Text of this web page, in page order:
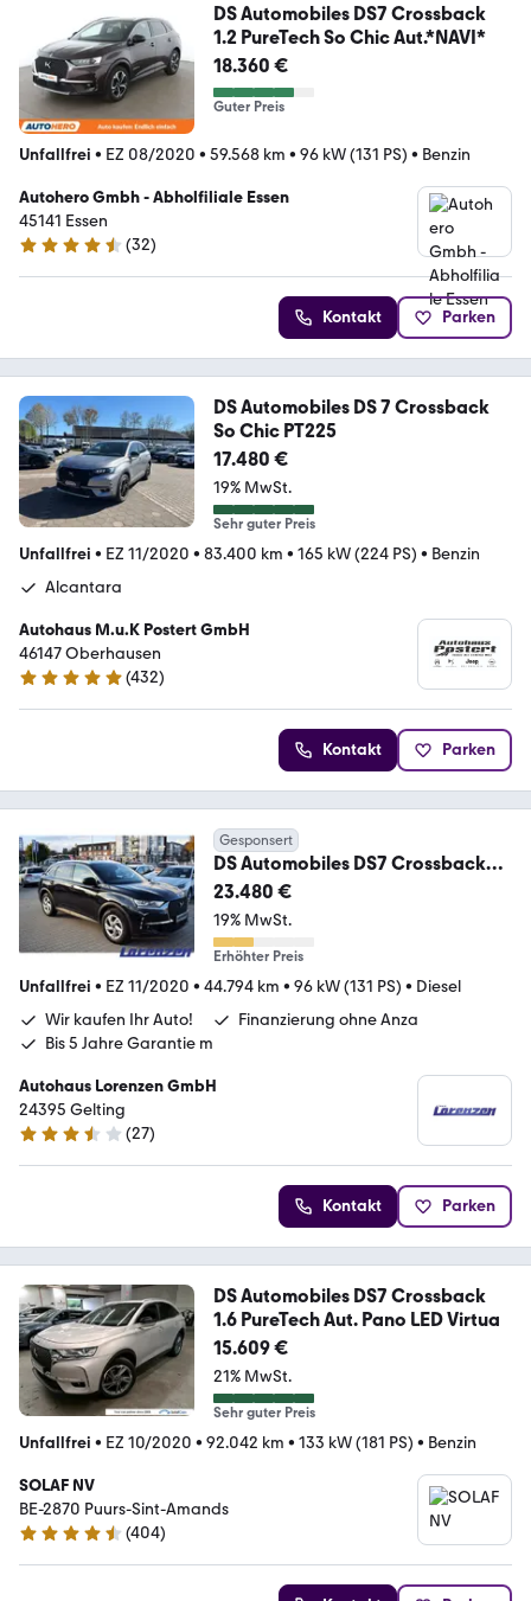
DS Automobiles DS7 Crossback
1.2 PureTech So Chic Aut.*NAVI*
18.360 €
Guter Preis
Unfallfrei • EZ 08/2020 • 59.568 km • 96 kW (131 PS) • Benzin
Autohero Gmbh - Abholfiliale Essen
45141 Essen
4.7 Sterne
(32)
Kontakt Parken
DS Automobiles DS 7 Crossback
So Chic PT225
17.480 €
19% MwSt.
Sehr guter Preis
Unfallfrei • EZ 11/2020 • 83.400 km • 165 kW (224 PS) • Benzin
Alcantara
Autohaus M.u.K Postert GmbH
46147 Oberhausen
5 Sterne
(432)
Kontakt Parken
Gesponsert
DS Automobiles DS7 Crossback
Business Line FAP EU6d BlueHDi
130
23.480 €
19% MwSt.
Erhöhter Preis
Unfallfrei • EZ 11/2020 • 44.794 km • 96 kW (131 PS) • Diesel
Wir kaufen Ihr Auto!
Finanzierung ohne Anza
Bis 5 Jahre Garantie m
Autohaus Lorenzen GmbH
24395 Gelting
3.7 Sterne
(27)
Kontakt Parken
DS Automobiles DS7 Crossback
1.6 PureTech Aut. Pano LED Virtua
15.609 €
21% MwSt.
Sehr guter Preis
Unfallfrei • EZ 10/2020 • 92.042 km • 133 kW (181 PS) • Benzin
SOLAF NV
BE-2870 Puurs-Sint-Amands
4.5 Sterne
(404)